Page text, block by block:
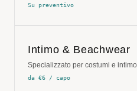
Su preventivo
Intimo & Beachwear
Specializzato per costumi e intimo
da €6 / capo